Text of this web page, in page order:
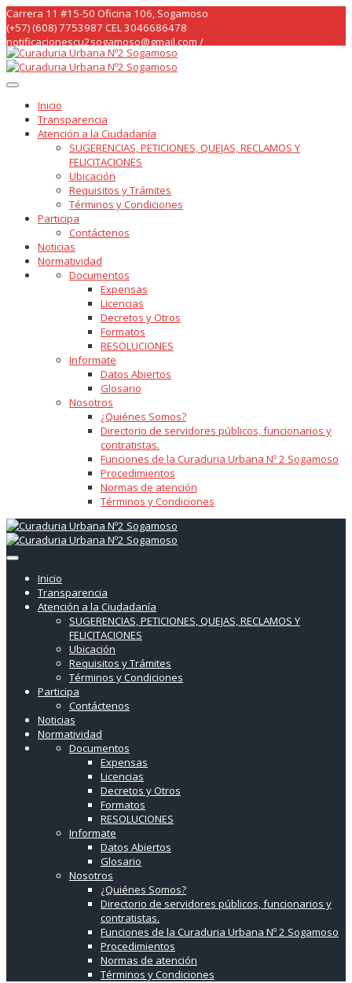
Skip
to
content
Carrera 11 #15-50 Oficina 106, Sogamoso
(+57) (608) 7753987 CEL 3046686478
notificacionescu2sogamoso@gmail.com /
curaduria2sogamoso@gmail.com /
Inicio
Transparencia
Atención a la Ciudadanía
SUGERENCIAS, PETICIONES, QUEJAS, RECLAMOS Y
FELICITACIONES
Ubicación
Requisitos y Trámites
Términos y Condiciones
Participa
Contáctenos
Noticias
Normatividad
Documentos
Expensas
Licencias
Decretos y Otros
Formatos
RESOLUCIONES
Informate
Datos Abiertos
Glosario
Nosotros
¿Quiénes Somos?
Directorio de servidores públicos, funcionarios y
contratistas.
Funciones de la Curaduria Urbana Nº 2 Sogamoso
Procedimientos
Normas de atención
Términos y Condiciones
Inicio
Transparencia
Atención a la Ciudadanía
SUGERENCIAS, PETICIONES, QUEJAS, RECLAMOS Y
FELICITACIONES
Ubicación
Requisitos y Trámites
Términos y Condiciones
Participa
Contáctenos
Noticias
Normatividad
Documentos
Expensas
Licencias
Decretos y Otros
Formatos
RESOLUCIONES
Informate
Datos Abiertos
Glosario
Nosotros
¿Quiénes Somos?
Directorio de servidores públicos, funcionarios y
contratistas.
Funciones de la Curaduria Urbana Nº 2 Sogamoso
Procedimientos
Normas de atención
Términos y Condiciones